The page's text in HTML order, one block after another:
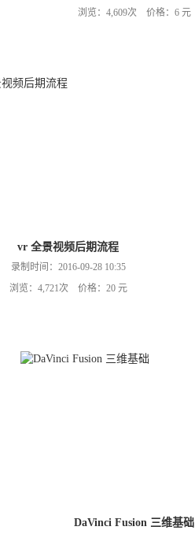
浏览：4,609次 价格：6 元
vr 全景视频后期流程
录制时间：2016-09-28 10:35
浏览：4,721次 价格：20 元
DaVinci Fusion 三维基础